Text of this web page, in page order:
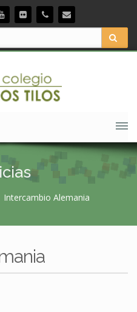
Intercambio Alemania